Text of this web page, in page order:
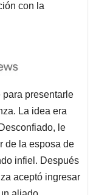
con la
presentarle
La idea era
le
de la esposa de
infiel. Después
aceptó ingresar